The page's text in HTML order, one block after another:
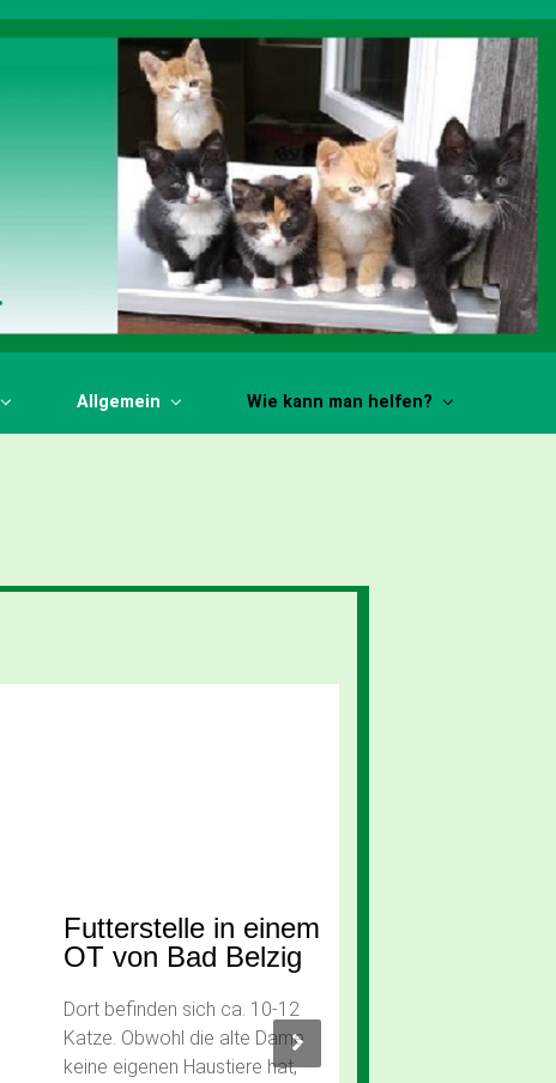
Allgemein Wie kann man helfen?
Futterstelle in einem
OT von Bad Belzig
Dort befinden sich ca. 10-12
Katze. Obwohl die alte Dame
keine eigenen Haustiere hat,